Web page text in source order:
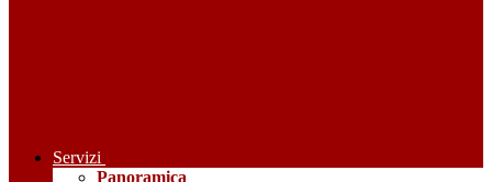
Servizi
Panoramica